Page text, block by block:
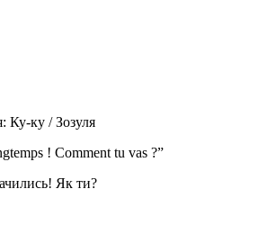
: Ку-ку / Зозуля
! Comment tu vas ?”
Як ти?